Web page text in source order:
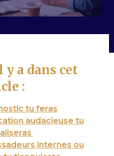
y a dans cet
:
tu feras
audacieuse tu
internes ou